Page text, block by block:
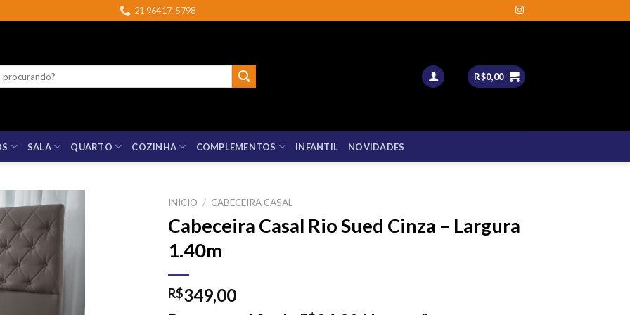
21 96417-5798
R$0,00
SALA QUARTO COZINHA COMPLEMENTOS INFANTIL NOVIDADES
INÍCIO / CABECEIRA CASAL
Cabeceira Casal Rio Sued Cinza – Largura
1.40m
R$349,00